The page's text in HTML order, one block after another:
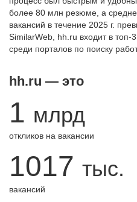
более 80 млн резюме, а
вакансий в течение 2025 г.
SimilarWeb, hh.ru входит в топ-
среди порталов по поиску
hh.ru — это
1 млрд
откликов на вакансии
1017 тыс.
вакансий